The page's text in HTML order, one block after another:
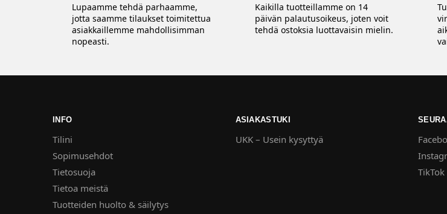
Lupaamme tehdä parhaamme,
jotta saamme tilaukset toimitettua
asiakkaillemme mahdollisimman
nopeasti.
Kaikilla tuotteillamme on 14
päivän palautusoikeus, joten voit
tehdä ostoksia luottavaisin mielin.
INFO
Tilini
Sopimusehdot
Tietosuoja
Tietoa meistä
Tuotteiden huolto & säilytys
ASIAKASTUKI
UKK – Usein kysyttyä
TikTok